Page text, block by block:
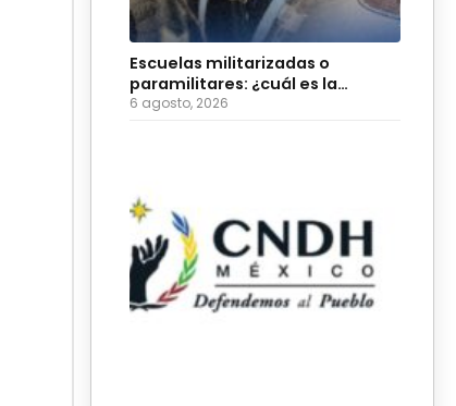
Escuelas militarizadas o
paramilitares: ¿cuál es la
diferencia?
6 agosto, 2026